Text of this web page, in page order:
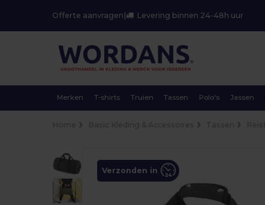
Offerte aanvragen Levering binnen 24-48h uur
Merken T-shirts Truien Tassen Polo's Jassen
Verzonden in